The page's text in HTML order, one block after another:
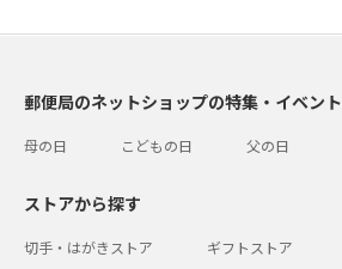
郵便局のネットショップの特集・イベント
母の日 こどもの日 父の日
ストアから探す
切手・はがきストア ギフトストア